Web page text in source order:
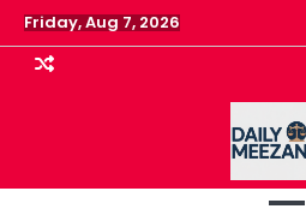
Skip
to
content
Friday, Aug 7, 2026